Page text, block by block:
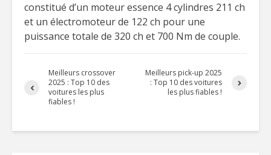
constitué d’un moteur essence 4 cylindres 211 ch
et un électromoteur de 122 ch pour une
puissance totale de 320 ch et 700 Nm de couple.
Meilleurs crossover
2025 : Top 10 des
voitures les plus
fiables !
Meilleurs pick-up 2025
: Top 10 des voitures
les plus fiables !